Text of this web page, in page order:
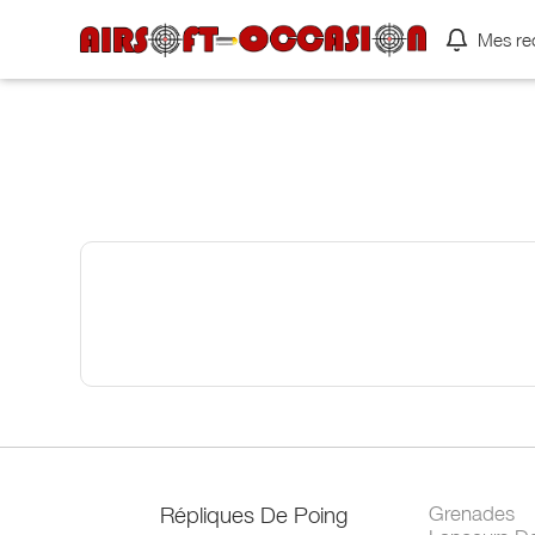
Mes
Répliques De Poing
Grenades